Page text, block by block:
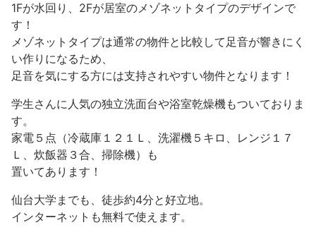
1Fが水回り、2Fが居室のメゾネットタイプのデザインで
す！
メゾネットタイプは通常の物件と比較して足音が響きにく
い作りになるため、
足音を気にする方には支持されやすい物件となります！
学生さんに人気の独立洗面台や浴室乾燥機もついておりま
す。
家電５点（冷蔵庫１２１Ｌ、洗濯機５キロ、レンジ１７
Ｌ、炊飯器３合、掃除機）も
置いてあります！
仙台大学までも、徒歩約4分と好立地。
インターネットも無料で使えます。